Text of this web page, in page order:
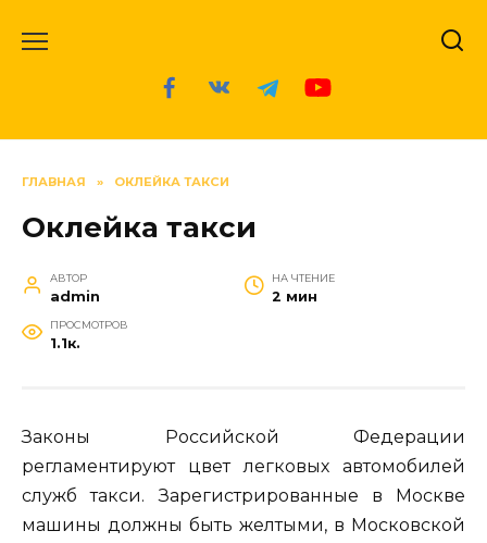
ГЛАВНАЯ » ОКЛЕЙКА ТАКСИ
Оклейка такси
АВТОР
admin
НА ЧТЕНИЕ
2 мин
ПРОСМОТРОВ
1.1к.
Законы Российской Федерации
регламентируют цвет легковых автомобилей
служб такси. Зарегистрированные в Москве
машины должны быть желтыми, в Московской